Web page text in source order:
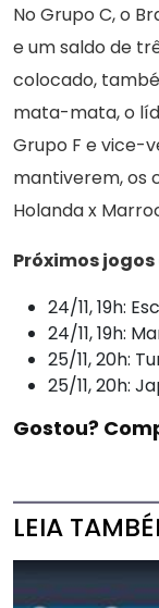
No Grupo C, o
e um saldo de
colocado,
mata-mata, o
Grupo F e vice-
mantiverem, os
Holanda x
Próximos
24/11, 19h:
24/11, 19h:
25/11, 20h:
25/11, 20h:
Gostou?
LEIA